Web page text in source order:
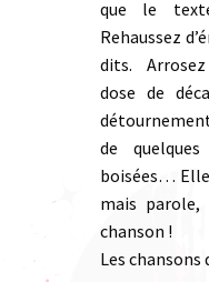
que le
Rehaussez
dits.
dose de
de
boisées…
mais parole,
chanson !
Les chansons